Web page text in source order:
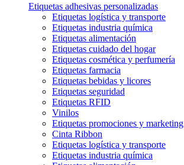
Etiquetas adhesivas personalizadas
Etiquetas logística y transporte
Etiquetas industria química
Etiquetas alimentación
Etiquetas cuidado del hogar
Etiquetas cosmética y perfumería
Etiquetas farmacia
Etiquetas bebidas y licores
Etiquetas seguridad
Etiquetas RFID
Vinilos
Etiquetas promociones y marketing
Cinta Ribbon
Etiquetas logística y transporte
Etiquetas industria química